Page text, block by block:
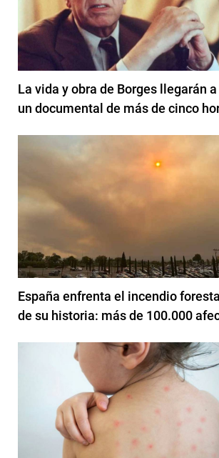
La vida y obra de Borges llegarán
un documental de más de cinco
España enfrenta el incendio
de su historia: más de 100.000